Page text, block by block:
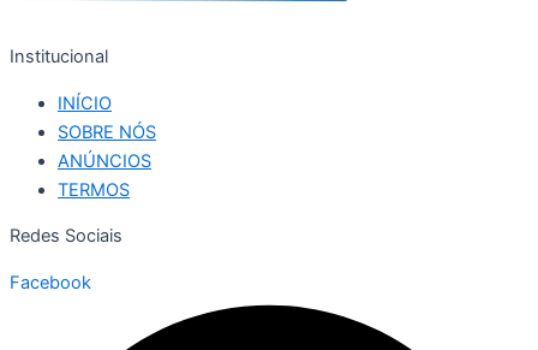
Institucional
INÍCIO
SOBRE NÓS
ANÚNCIOS
TERMOS
Redes Sociais
Facebook